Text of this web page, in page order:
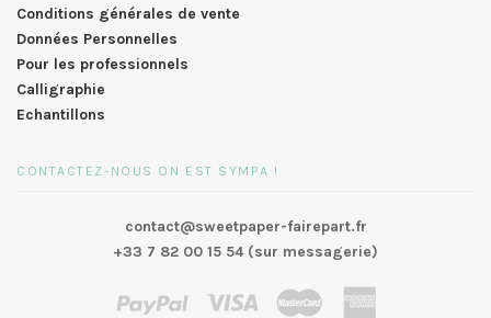
Conditions générales de vente
Données Personnelles
Pour les professionnels
Calligraphie
Echantillons
CONTACTEZ-NOUS ON EST SYMPA !
contact@sweetpaper-fairepart.fr
+33 7 82 00 15 54 (sur messagerie)